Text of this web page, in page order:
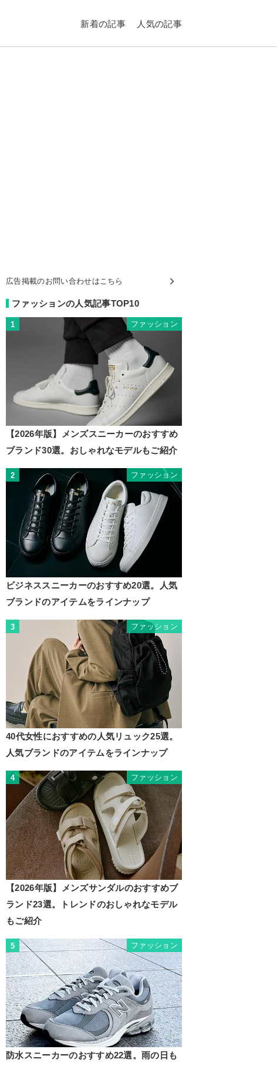
新着の記事 人気の記事
広告掲載のお問い合わせはこちら
ファッションの人気記事TOP10
1 ファッション
【2026年版】メンズスニーカーのおすすめ
ブランド30選。おしゃれなモデルもご紹介
2 ファッション
ビジネススニーカーのおすすめ20選。人気
ブランドのアイテムをラインナップ
3 ファッション
40代女性におすすめの人気リュック25選。
人気ブランドのアイテムをラインナップ
4 ファッション
【2026年版】メンズサンダルのおすすめブ
ランド23選。トレンドのおしゃれなモデル
もご紹介
5 ファッション
防水スニーカーのおすすめ22選。雨の日も